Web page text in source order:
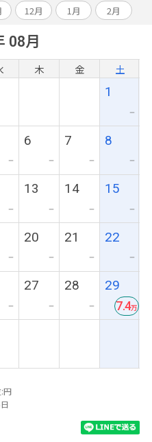
ト遺跡やベンメリア観光のオ
です。
フまでご相談ください！
12月 1月 2月
08月
木 金 土
1
ー
ー
6
ー
7
ー
8
ー
ー
13
ー
14
ー
15
ー
ー
20
ー
21
ー
22
ー
ー
27
ー
28
ー
29
7.4
円